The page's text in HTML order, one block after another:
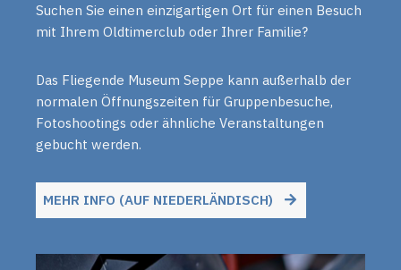
Suchen Sie einen einzigartigen Ort für einen Besuch
mit Ihrem Oldtimerclub oder Ihrer Familie?
Das Fliegende Museum Seppe kann außerhalb der
normalen Öffnungszeiten für Gruppenbesuche,
Fotoshootings oder ähnliche Veranstaltungen
gebucht werden.
MEHR INFO (AUF NIEDERLÄNDISCH)